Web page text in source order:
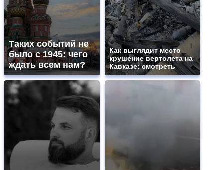
Таких событий не
было с 1945: чего
ждать всем нам?
Как выглядит место
крушение вертолета на
Кавказе: смотреть